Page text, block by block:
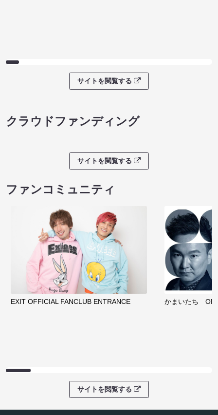
８月本公演（8/1～8/23）
08/08 08:30 開場 09:00 開演
サイトを閲覧する
クラウドファンディング
サイトを閲覧する
ファンコミュニティ
EXIT OFFICIAL FANCLUB ENTRANCE